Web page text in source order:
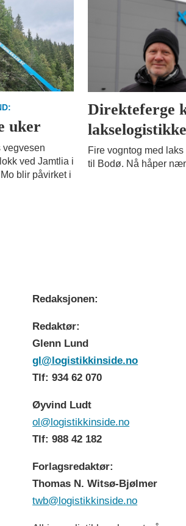
uker
vegvesen
ved Jamtlia i
blir påvirket i
Direkteferge
Fire vogntog med
til Bodø. Nå håper
Redaksjonen:
Redaktør:
Glenn Lund
gl@logistikkinside.no
Tlf: 934 62 070
Øyvind Ludt
ol@logistikkinside.no
Tlf: 988 42 182
Forlagsredaktør:
Thomas N. Witsø-Bjølmer
twb@logistikkinside.no